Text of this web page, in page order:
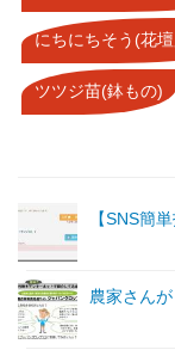
にちにちそう(花
ツツジ苗(鉢もの)
【SNS簡
農家さん